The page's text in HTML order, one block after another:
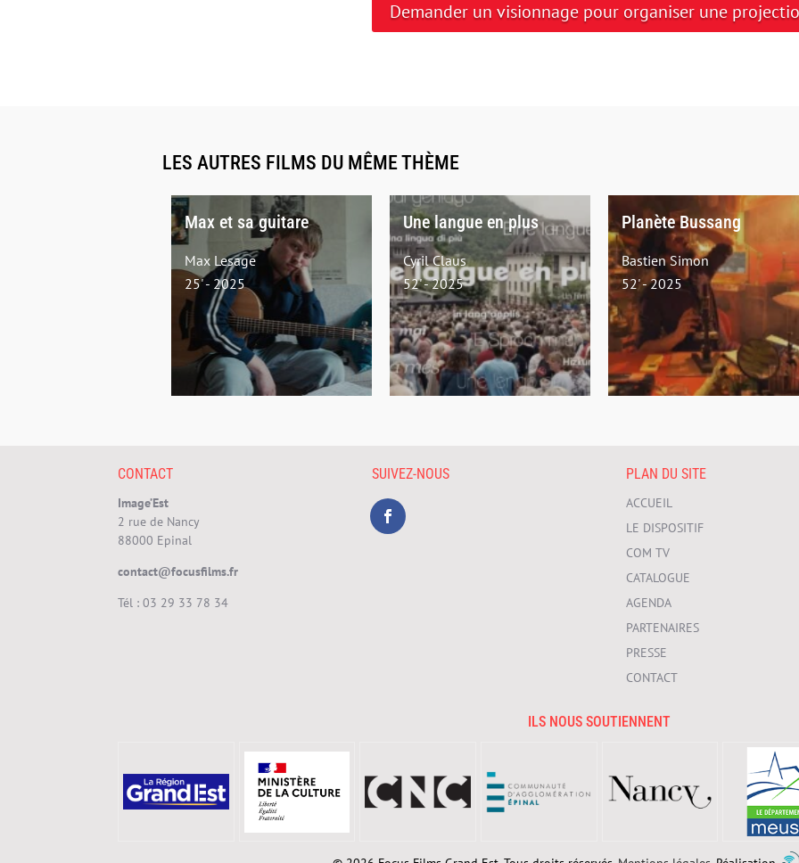
Demander un visionnage pour organiser une
LES AUTRES FILMS DU MÊME THÈME
Max et sa guitare
Max Lesage
25' - 2025
Une langue en plus
Cyril Claus
52' - 2025
Planète Bussang
Bastien Simon
52' - 2025
CONTACT
Image’Est
2 rue de Nancy
88000 Epinal
contact@focusfilms.fr
Tél : 03 29 33 78 34
SUIVEZ-NOUS PLAN DU SITE
ACCUEIL
LE DISPOSITIF
COM TV
CATALOGUE
AGENDA
PARTENAIRES
PRESSE
CONTACT
ILS NOUS SOUTIENNENT